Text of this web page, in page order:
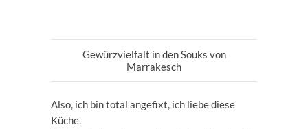
Gewürzvielfalt in den Souks von
Marrakesch
Also, ich bin total angefixt, ich liebe diese
Küche.